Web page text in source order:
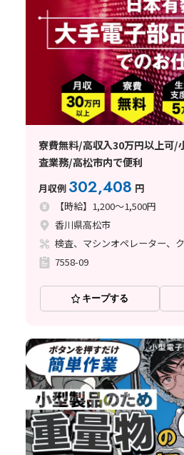
寮費無料/高収入30万円以上可/
査業務/高松市内で便利
月収例 302,408 円
【時給】1,200～1,500円
香川県高松市
検査、マシンオペレーター、
7558-09
キープする